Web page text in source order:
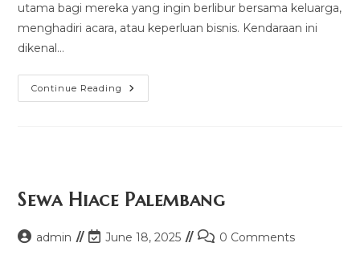
utama bagi mereka yang ingin berlibur bersama keluarga,
menghadiri acara, atau keperluan bisnis. Kendaraan ini
dikenal…
Continue Reading Harga
Sewa
Sewa Hiace Palembang
Postadmin
PostJune 18, 2025
Post0 Comments